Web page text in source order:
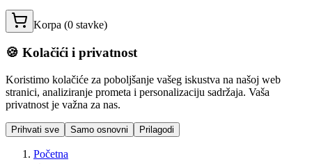
Korpa (0 stavke)
🍪 Kolačići i privatnost
Koristimo kolačiće za poboljšanje vašeg iskustva na našoj web
stranici, analiziranje prometa i personalizaciju sadržaja. Vaša
privatnost je važna za nas.
Prihvati sve Samo osnovni Prilagodi
Početna